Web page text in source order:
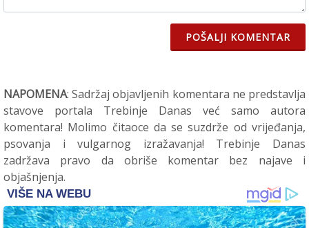
POŠALJI KOMENTAR
NAPOMENA: Sadržaj objavljenih komentara ne predstavlja
stavove portala Trebinje Danas već samo autora
komentara! Molimo čitaoce da se suzdrže od vrijeđanja,
psovanja i vulgarnog izražavanja! Trebinje Danas
zadržava pravo da obriše komentar bez najave i
objašnjenja.